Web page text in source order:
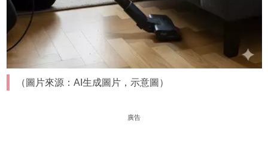
（圖片來源：AI生成圖片，示意圖）
廣告